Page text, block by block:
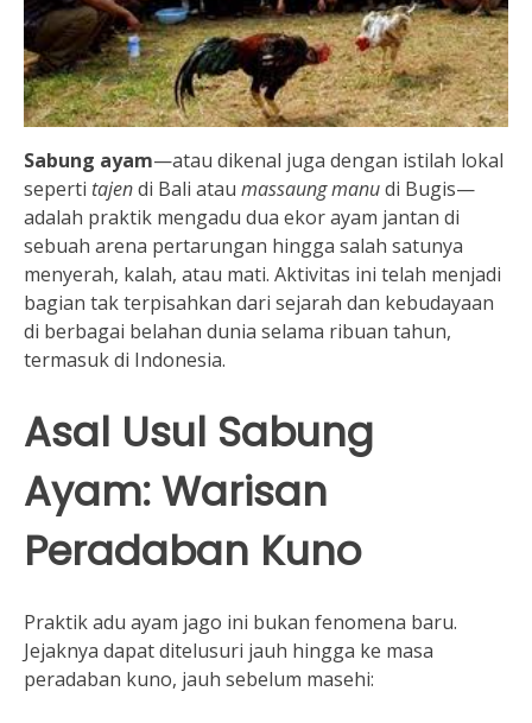
Sabung ayam—atau dikenal juga dengan istilah lokal
seperti tajendi Bali atau massaung manudi Bugis—
adalah praktik mengadu dua ekor ayam jantan di
sebuah arena pertarungan hingga salah satunya
menyerah, kalah, atau mati. Aktivitas ini telah menjadi
bagian tak terpisahkan dari sejarah dan kebudayaan
di berbagai belahan dunia selama ribuan tahun,
termasuk di Indonesia.
Asal Usul Sabung
Ayam: Warisan
Peradaban Kuno
Praktik adu ayam jago ini bukan fenomena baru.
Jejaknya dapat ditelusuri jauh hingga ke masa
peradaban kuno, jauh sebelum masehi: